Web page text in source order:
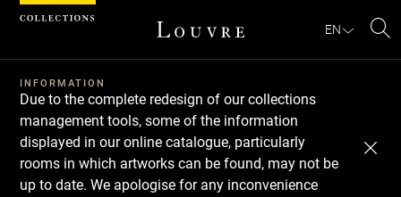
EN
INFORMATION
Due to the complete redesign of our collections
management tools, some of the information
displayed in our online catalogue, particularly
rooms in which artworks can be found, may not be
up to date. We apologise for any inconvenience
Cookies management panel